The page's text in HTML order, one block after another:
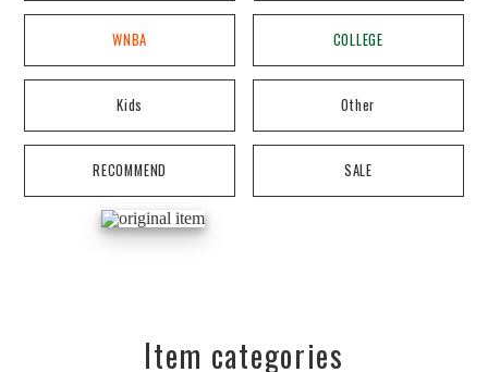
WNBA COLLEGE
Kids Other
RECOMMEND SALE
Item categories